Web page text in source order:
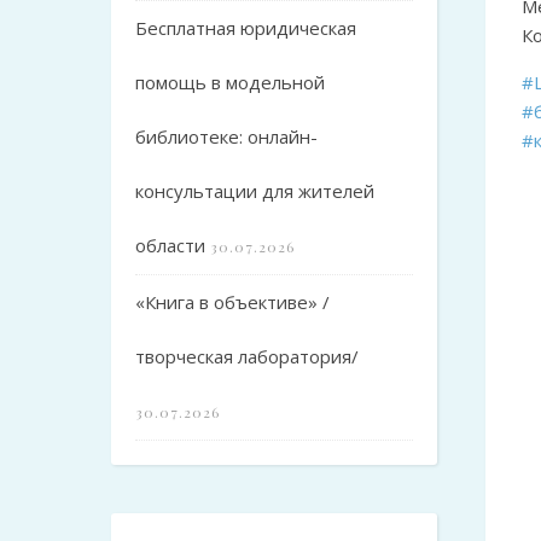
Бесплатная юридическая
помощь в модельной
библиотеке: онлайн-
консультации для жителей
области 30.07.2026
«Книга в объективе» /
творческая лаборатория/
30.07.2026